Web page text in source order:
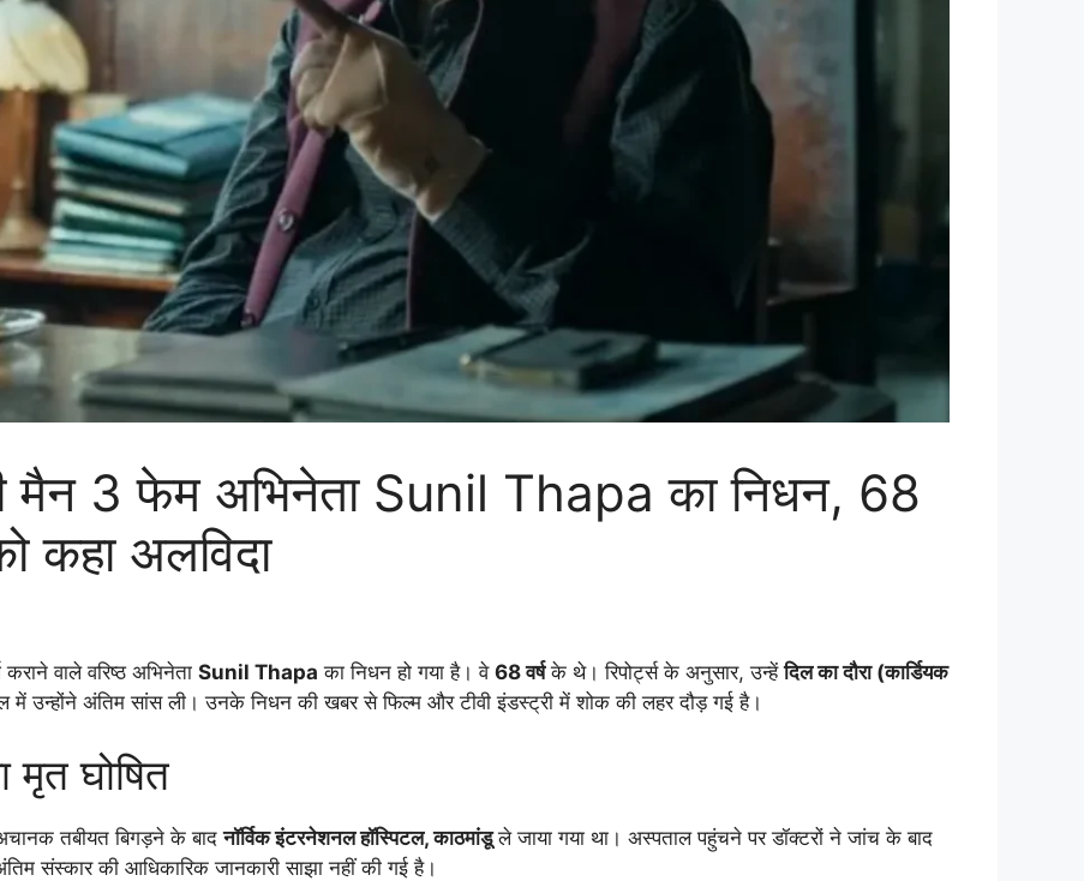
मैन 3 फेम अभिनेता Sunil Thapa का निधन, 68
कहा अलविदा
वाले वरिष्ठ अभिनेता Sunil Thapa का निधन हो गया है। वे 68 वर्षके थे। रिपोर्ट्स के अनुसार, उन्हेंदिल का दौरा (कार्डियक
में उन्होंने अंतिम सांस ली। उनके निधन की खबर से फिल्म और टीवी इंडस्ट्री में शोक की लहर दौड़ गई है।
मृत घोषित
तबीयत बिगड़ने के बादनॉर्विक इंटरनेशनल हॉस्पिटल, काठमांडूले जाया गया था। अस्पताल पहुंचने पर डॉक्टरों ने जांच के बाद
संस्कार की आधिकारिक जानकारी साझा नहीं की गई है।